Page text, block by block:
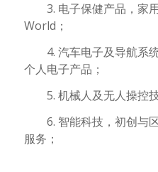
3. 电子保健产品，家
World；
4. 汽车电子及导航系
个人电子产品；
5. 机械人及无人操控
6. 智能科技，初创与
服务；